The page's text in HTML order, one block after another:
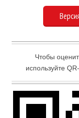
Чтобы
используйте